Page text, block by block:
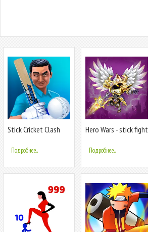
Stick Cricket Clash
Подробнее...
Hero Wars - stick fight
Подробнее...